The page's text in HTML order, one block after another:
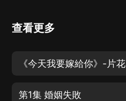
查看更多
《今天我要嫁給你》-片花
第1集 婚姻失敗